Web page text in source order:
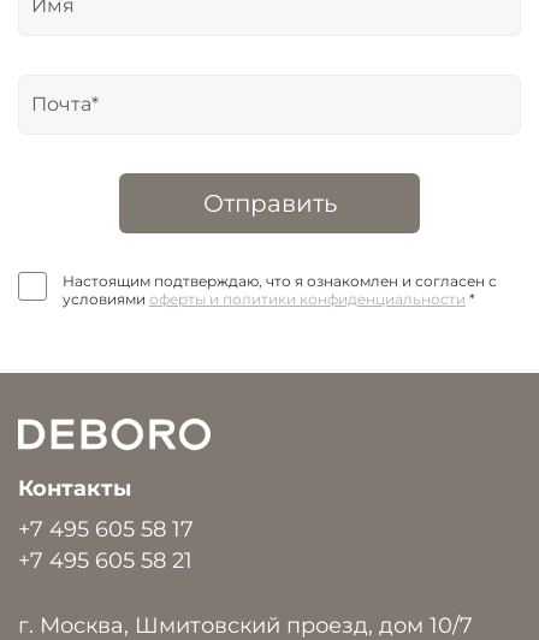
Отправить
Настоящим подтверждаю, что я ознакомлен и согласен с
условиями оферты и политики конфиденциальности *
Контакты
+7 495 605 58 17
+7 495 605 58 21
г. Москва, Шмитовский проезд, дом 10/7